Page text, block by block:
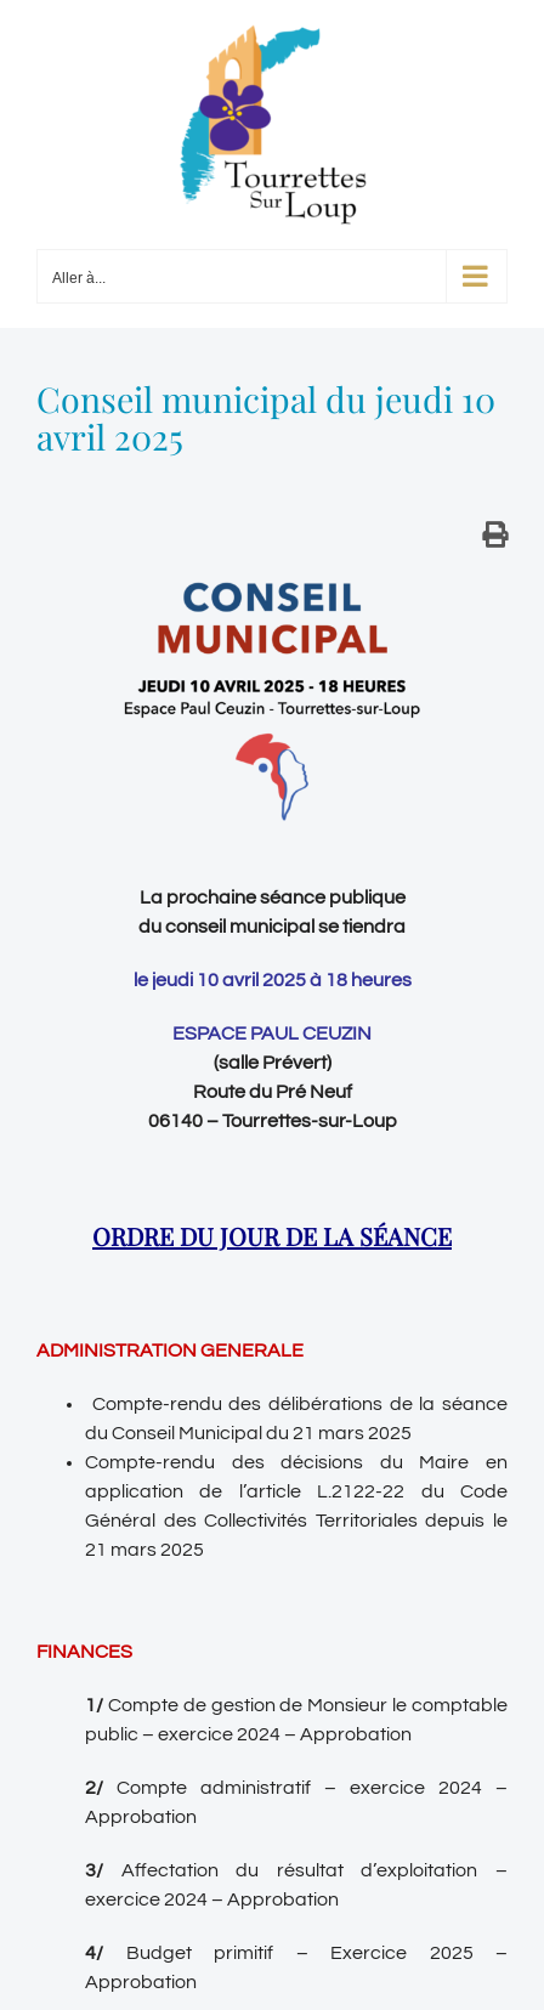
Aller à...
Conseil municipal du jeudi 10
avril 2025
La prochaine séance publique
du conseil municipal se tiendra
le jeudi 10 avril 2025 à 18 heures
ESPACE PAUL CEUZIN
(salle Prévert)
Route du Pré Neuf
06140 – Tourrettes-sur-Loup
ORDRE DU JOUR DE LA SÉANCE
ADMINISTRATION GENERALE
Compte-rendu des délibérations de la séance
du Conseil Municipal du 21 mars 2025
Compte-rendu des décisions du Maire en
application de l’article L.2122-22 du Code
Général des Collectivités Territoriales depuis le
21 mars 2025
FINANCES
1/ Compte de gestion de Monsieur le comptable
public – exercice 2024 – Approbation
2/ Compte administratif – exercice 2024 –
Approbation
3/ Affectation du résultat d’exploitation –
exercice 2024 – Approbation
4/ Budget primitif – Exercice 2025 –
Approbation